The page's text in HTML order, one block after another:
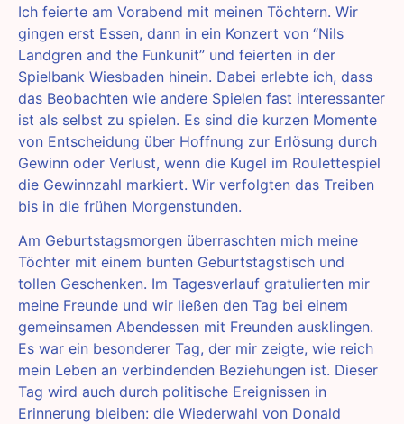
Ich feierte am Vorabend mit meinen Töchtern. Wir
gingen erst Essen, dann in ein Konzert von “Nils
Landgren and the Funkunit” und feierten in der
Spielbank Wiesbaden hinein. Dabei erlebte ich, dass
das Beobachten wie andere Spielen fast interessanter
ist als selbst zu spielen. Es sind die kurzen Momente
von Entscheidung über Hoffnung zur Erlösung durch
Gewinn oder Verlust, wenn die Kugel im Roulettespiel
die Gewinnzahl markiert. Wir verfolgten das Treiben
bis in die frühen Morgenstunden.
Am Geburtstagsmorgen überraschten mich meine
Töchter mit einem bunten Geburtstagstisch und
tollen Geschenken. Im Tagesverlauf gratulierten mir
meine Freunde und wir ließen den Tag bei einem
gemeinsamen Abendessen mit Freunden ausklingen.
Es war ein besonderer Tag, der mir zeigte, wie reich
mein Leben an verbindenden Beziehungen ist. Dieser
Tag wird auch durch politische Ereignissen in
Erinnerung bleiben: die Wiederwahl von Donald